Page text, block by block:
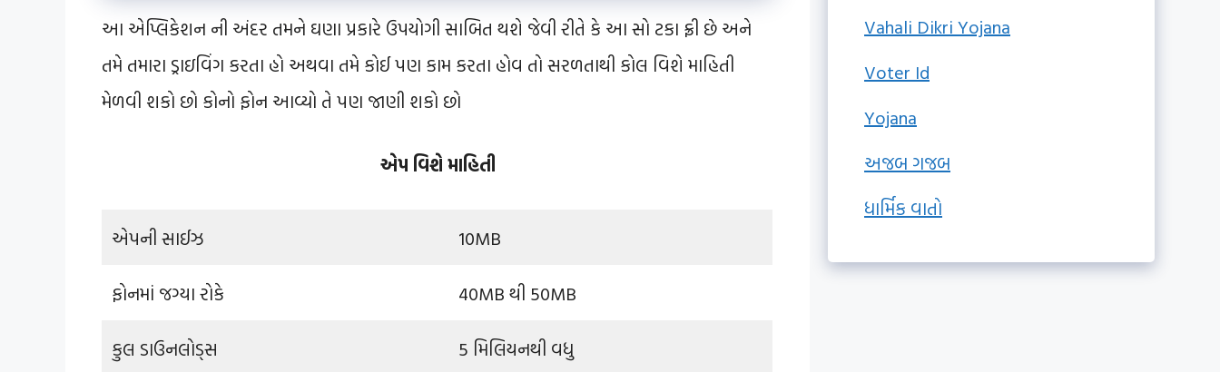
આ એપ્લિકેશન ની અંદર તમને ઘણા પ્રકારે ઉપયોગી સાબિત થશે જેવી રીતે કે આ સો ટકા ફ્રી છે અને
તમે તમારા ડ્રાઇવિંગ કરતા હો અથવા તમે કોઈ પણ કામ કરતા હોવ તો સરળતાથી કોલ વિશે માહિતી
મેળવી શકો છો કોનો ફોન આવ્યો તે પણ જાણી શકો છો
એપ વિશે માહિતી
એપની સાઈઝ 10MB
ફોનમાં જગ્યા રોકે 40MB થી 50MB
કુલ ડાઉનલોડ્સ 5 મિલિયનથી વધુ
Vahali Dikri Yojana
Voter Id
Yojana
અજબ ગજબ
ધાર્મિક વાતો